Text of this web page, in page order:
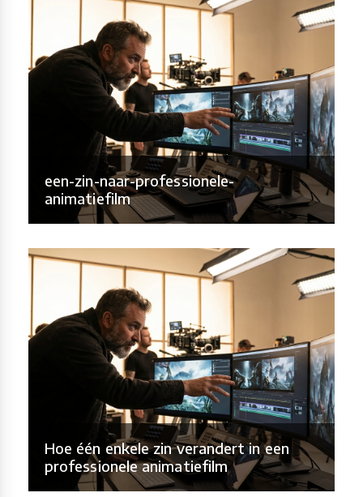
een-zin-naar-professionele-
animatiefilm
Hoe één enkele zin verandert in een
professionele animatiefilm